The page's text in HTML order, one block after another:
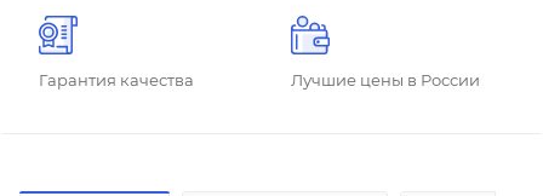
Гарантия качества Лучшие цены в России